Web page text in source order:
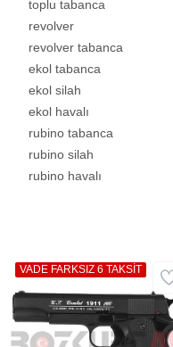
toplu tabanca
revolver
revolver tabanca
ekol tabanca
ekol silah
ekol havalı
rubino tabanca
rubino silah
rubino havalı
VADE FARKSIZ 6 TAKSİT